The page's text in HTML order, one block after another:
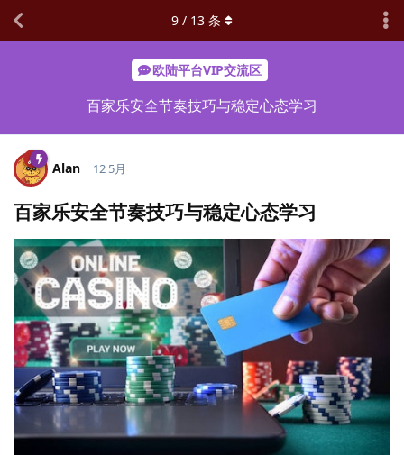
欧陆平台VIP交流区
百家乐安全节奏技巧与稳定心态学习
9 / 13 条
Alan 12 5月
百家乐安全节奏技巧与稳定心态学习